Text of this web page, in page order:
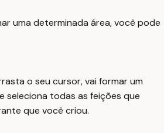
uma determinada área, você pode
o seu cursor, vai formar um
seleciona todas as feições que
que você criou.